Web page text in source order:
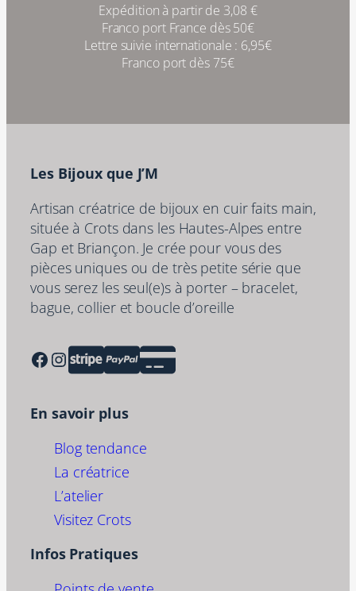
Expédition à partir de 3,08 €
Franco port France dès 50€
Lettre suivie internationale : 6,95€
Franco port dès 75€
Les Bijoux que J’M
Artisan créatrice de bijoux en cuir faits main,
située à Crots dans les Hautes-Alpes entre
Gap et Briançon. Je crée pour vous des
pièces uniques ou de très petite série que
vous serez les seul(e)s à porter – bracelet,
bague, collier et boucle d’oreille
Facebook Instagram
En savoir plus
Blog tendance
La créatrice
L’atelier
Visitez Crots
Infos Pratiques